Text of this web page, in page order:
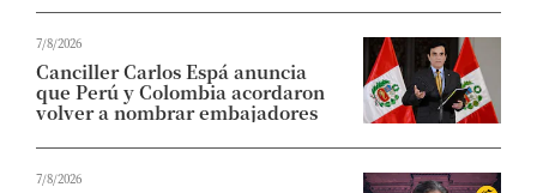
7/8/2026
Canciller Carlos Espá anuncia
que Perú y Colombia acordaron
volver a nombrar embajadores
7/8/2026